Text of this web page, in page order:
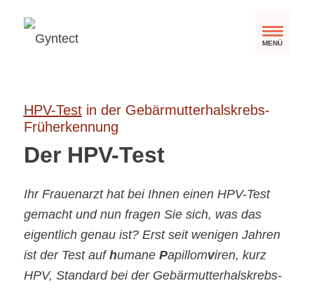
MENÜ
HPV-Testin der Gebärmutterhalskrebs-
Früherkennung
Der HPV-Test
Ihr Frauenarzt hat bei Ihnen einen HPV-Test
gemacht und nun fragen Sie sich, was das
eigentlich genau ist? Erst seit wenigen Jahren
ist der Test aufhumane Papillomviren, kurz
HPV, Standard bei der Gebärmutterhalskrebs-